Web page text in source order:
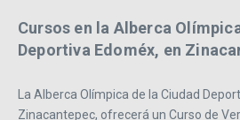
Cursos en la Alberca
Deportiva Edoméx, en
La Alberca Olímpica de la Ciudad
Zinacantepec, ofrecerá un Curso de